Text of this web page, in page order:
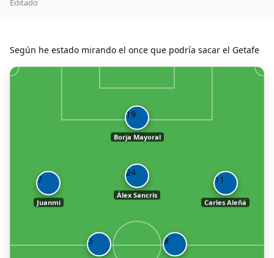
Editado
Según he estado mirando el once que podría sacar el Getafe
5 8
7
Juanmi
24
Álex Sancris
11
Carles Aleñá
19
Borja Mayoral